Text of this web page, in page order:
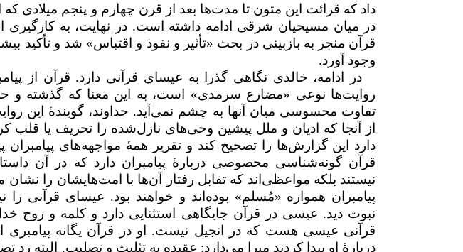
داد که قرائت این متون تا مدت‌ها بعد از قرن چهارم و پنجم میلادی
در میان مسیحیان شرقی ادامه داشته است. در نهایت، به کارگیری
قرآن منجر به بازبینی در بحث «تأثیر و نفوذ و اقتباس» شد و تأکید
وجود آورد.
در ادامه، خالدی نگاهی گذرا به عیسای قرآنی دارد. قرآن از
روایت‌ها نوعی «مضارع سرمدی» است، به این معنا که گذشته و
تفاوت محسوسی میان آنها به چشم نمی‌آید. خداوند، گویندهٔ این
از آنجا که ادیان و ملل پیشین وحی‌های نازل‌شده را تحریف یا قلب
دارد این گزارش‌ها را تصحیح کند و تقریر همهٔ مواجهه‌های پیامبران
قرآن گونه‌شناسی مخصوصی دربارهٔ پیامبران دارد که در آن
نیستند بلکه مواعظی‌اند که تقابل رفتار آن‌ها با امت‌هایشان را
پیامبران همواره «مُسلم» بوده‌اند و خواهند بود. عیسای قرآنی
نبوت دید. عیسی در قرآن جایگاهی استثنایی دارد و کلمه و روح
قرآنی عیسی هست که در انجیل نیست. او در قرآن یگانه
دربارۀ او پیدا کردند مبرا می‌دارد: عقیده به تثلیث و تصلیب. البته